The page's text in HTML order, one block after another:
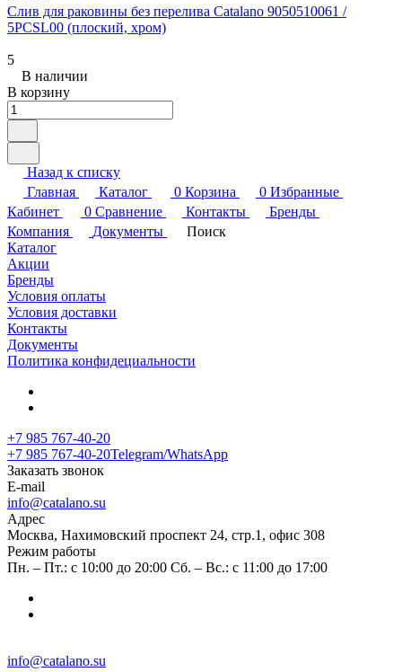
Слив для раковины без перелива Catalano 9050510061 /
5PCSL00 (плоский, хром)
5
В наличии
В корзину
Назад к списку
Главная
Каталог 0 Корзина 0 Избранные
Кабинет
0 Сравнение Контакты
Бренды
Компания
Документы
Поиск
Каталог
Акции
Бренды
Условия оплаты
Условия доставки
Контакты
Документы
Политика конфидециальности
+7 985 767-40-20
+7 985 767-40-20Telegram/WhatsApp
Заказать звонок
E-mail
info@catalano.su
Адрес
Москва, Нахимовский проспект 24, стр.1, офис 308
Режим работы
Пн. – Пт.: с 10:00 до 20:00 Сб. – Вс.: с 11:00 до 17:00
info@catalano.su